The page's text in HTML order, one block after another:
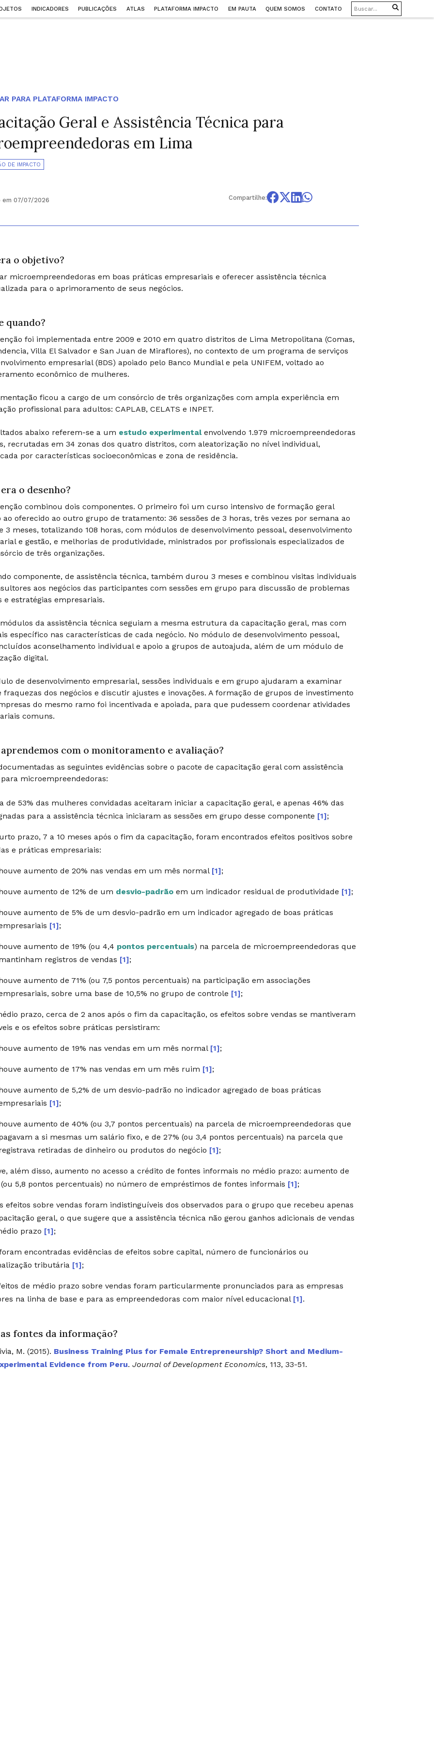
INDICADORES PUBLICAÇÕES ATLAS PLATAFORMA IMPACTO EM PAUTA QUEM SOMOS CONTATO
PARA PLATAFORMA IMPACTO
Geral e Assistência Técnica para
em Lima
DE IMPACTO
em 07/07/2026 Compartilhe:
o objetivo?
microempreendedoras em boas práticas empresariais e oferecer assistência técnica
para o aprimoramento de seus negócios.
quando?
foi implementada entre 2009 e 2010 em quatro distritos de Lima Metropolitana (Comas,
Villa El Salvador e San Juan de Miraflores), no contexto de um programa de serviços
empresarial (BDS) apoiado pelo Banco Mundial e pela UNIFEM, voltado ao
econômico de mulheres.
ficou a cargo de um consórcio de três organizações com ampla experiência em
profissional para adultos: CAPLAB, CELATS e INPET.
abaixo referem-se a um estudo experimentalenvolvendo 1.979 microempreendedoras
recrutadas em 34 zonas dos quatro distritos, com aleatorização no nível individual,
por características socioeconômicas e zona de residência.
o desenho?
combinou dois componentes. O primeiro foi um curso intensivo de formação geral
ao oferecido ao outro grupo de tratamento: 36 sessões de 3 horas, três vezes por semana ao
3 meses, totalizando 108 horas, com módulos de desenvolvimento pessoal, desenvolvimento
e gestão, e melhorias de produtividade, ministrados por profissionais especializados de
de três organizações.
componente, de assistência técnica, também durou 3 meses e combinou visitas individuais
aos negócios das participantes com sessões em grupo para discussão de problemas
e estratégias empresariais.
da assistência técnica seguiam a mesma estrutura da capacitação geral, mas com
específico nas características de cada negócio. No módulo de desenvolvimento pessoal,
aconselhamento individual e apoio a grupos de autoajuda, além de um módulo de
digital.
de desenvolvimento empresarial, sessões individuais e em grupo ajudaram a examinar
fraquezas dos negócios e discutir ajustes e inovações. A formação de grupos de investimento
do mesmo ramo foi incentivada e apoiada, para que pudessem coordenar atividades
comuns.
aprendemos com o monitoramento e avaliação?
as seguintes evidências sobre o pacote de capacitação geral com assistência
microempreendedoras:
de 53% das mulheres convidadas aceitaram iniciar a capacitação geral, e apenas 46% das
para a assistência técnica iniciaram as sessões em grupo desse componente [1];
prazo, 7 a 10 meses após o fim da capacitação, foram encontrados efeitos positivos sobre
e práticas empresariais:
aumento de 20% nas vendas em um mês normal [1];
aumento de 12% de um desvio-padrão em um indicador residual de produtividade [1];
aumento de 5% de um desvio-padrão em um indicador agregado de boas práticas
[1];
aumento de 19% (ou 4,4 pontos percentuais) na parcela de microempreendedoras que
registros de vendas [1];
aumento de 71% (ou 7,5 pontos percentuais) na participação em associações
sobre uma base de 10,5% no grupo de controle [1];
prazo, cerca de 2 anos após o fim da capacitação, os efeitos sobre vendas se mantiveram
e os efeitos sobre práticas persistiram:
aumento de 19% nas vendas em um mês normal [1];
aumento de 17% nas vendas em um mês ruim [1];
aumento de 5,2% de um desvio-padrão no indicador agregado de boas práticas
[1];
aumento de 40% (ou 3,7 pontos percentuais) na parcela de microempreendedoras que
a si mesmas um salário fixo, e de 27% (ou 3,4 pontos percentuais) na parcela que
retiradas de dinheiro ou produtos do negócio [1];
além disso, aumento no acesso a crédito de fontes informais no médio prazo: aumento de
(ou 5,8 pontos percentuais) no número de empréstimos de fontes informais [1];
efeitos sobre vendas foram indistinguíveis dos observados para o grupo que recebeu apenas
geral, o que sugere que a assistência técnica não gerou ganhos adicionais de vendas
prazo [1];
encontradas evidências de efeitos sobre capital, número de funcionários ou
tributária [1];
de médio prazo sobre vendas foram particularmente pronunciados para as empresas
na linha de base e para as empreendedoras com maior nível educacional [1].
fontes da informação?
M. (2015). Business Training Plus for Female Entrepreneurship? Short and Medium-
Evidence from Peru.Journal of Development Economics, 113, 33-51.